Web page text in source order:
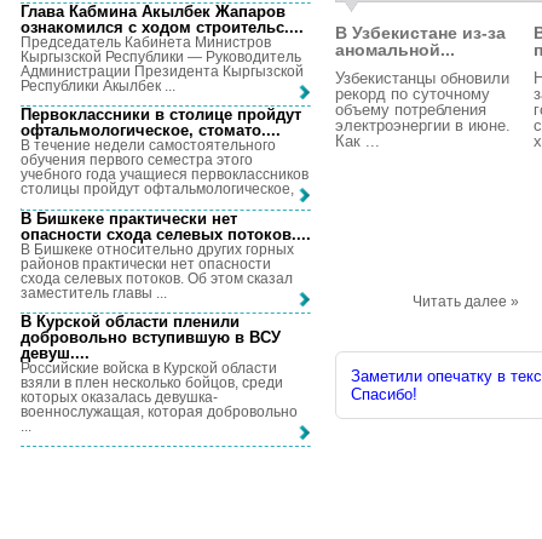
В Узбекистане из-за
аномальной...
Узбекистанцы обновили
рекорд по суточному
объему потребления
электроэнергии в июне.
Как ...
Читать далее »
Заметили опечатку в
Спасибо!
Глава Кабмина Акылбек Жапаров
ознакомился с ходом строительс....
Председатель Кабинета Министров
Кыргызской Республики — Руководитель
Администрации Президента Кыргызской
Республики Акылбек ...
Первоклассники в столице пройдут
офтальмологическое, стомато....
В течение недели самостоятельного
обучения первого семестра этого
учебного года учащиеся первоклассников
столицы пройдут офтальмологическое, ...
В Бишкеке практически нет
опасности схода селевых потоков....
В Бишкеке относительно других горных
районов практически нет опасности
схода селевых потоков. Об этом сказал
заместитель главы ...
В Курской области пленили
добровольно вступившую в ВСУ
девуш....
Российские войска в Курской области
взяли в плен несколько бойцов, среди
которых оказалась девушка-
военнослужащая, которая добровольно
...